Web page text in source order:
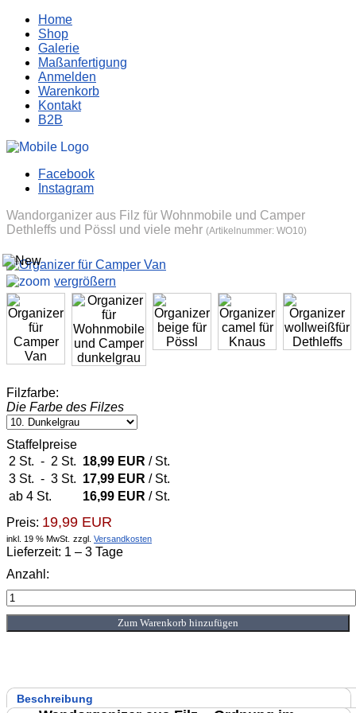
Home
Shop
Galerie
Maßanfertigung
Anmelden
Warenkorb
Kontakt
B2B
Facebook
Instagram
Wandorganizer aus Filz für Wohnmobile und Camper
Dethleffs und Pössl und viele mehr (Artikelnummer: WO10)
vergrößern
Filzfarbe:
Die Farbe des Filzes
Staffelpreise
2 St. - 2 St. 18,99 EUR / St.
3 St. - 3 St. 17,99 EUR / St.
ab 4 St.
16,99 EUR / St.
Preis: 19,99 EUR
inkl. 19 % MwSt. zzgl. Versandkosten
Lieferzeit: 1 – 3 Tage
Anzahl:
Beschreibung